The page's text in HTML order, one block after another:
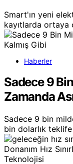
Smart'ın yeni
kayıtlarda ortaya
Haberler
Sadece 9
Zamanda
Sadece 9 bin
bin dolarlık